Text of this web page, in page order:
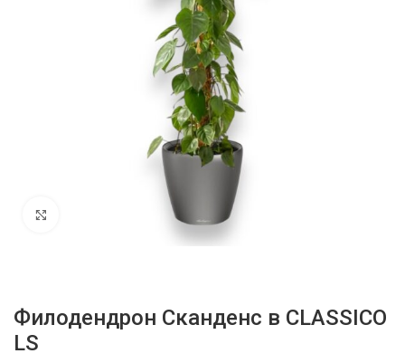
Нажмите, чтобы увеличить
Филодендрон Сканденс в CLASSICO
LS